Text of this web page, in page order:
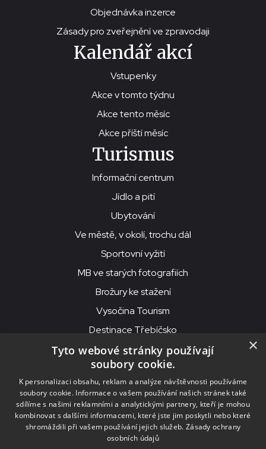
Objednávka inzerce
Zásady pro zveřejnění ve zpravodaji
Kalendář akcí
Vstupenky
Akce v tomto týdnu
Akce tento měsíc
Akce příští měsíc
Turismus
Informační centrum
Jídlo a pití
Ubytování
Ve městě, v okolí, trochu dál
Sportovní vyžití
MB ve starých fotografiích
Brožury ke stažení
Vysočina Tourism
Destinace Třebíčsko
© 2026MKS Beseda Mor. Budějovice
MKS Beseda, příspěvková organizace, Purcnerova 62, 676 02
Moravské Budějovice
IČO: 00091758, DIČ: CZ00091758, ID datové schránky: chjn2kd
×
Tyto webové stránky používají
soubory cookie.
K personalizaci obsahu, reklam a analýze návštěvnosti používáme
soubory cookie. Informace o vašem používání našich stránek také
sdílíme s našimi reklamními a analytickými partnery, kteří je mohou
kombinovat s dalšími informacemi, které jste jim poskytli nebo které
shromáždili při vašem používání jejich služeb. Zásady ochrany
osobních údajů